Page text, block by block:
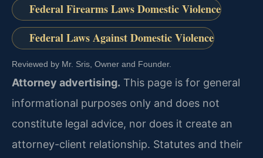
Federal Firearms Laws Domestic Violence
Federal Laws Against Domestic Violence
Reviewed by Mr. Sris, Owner and Founder.
Attorney advertising. This page is for general
informational purposes only and does not
constitute legal advice, nor does it create an
attorney-client relationship. Statutes and their